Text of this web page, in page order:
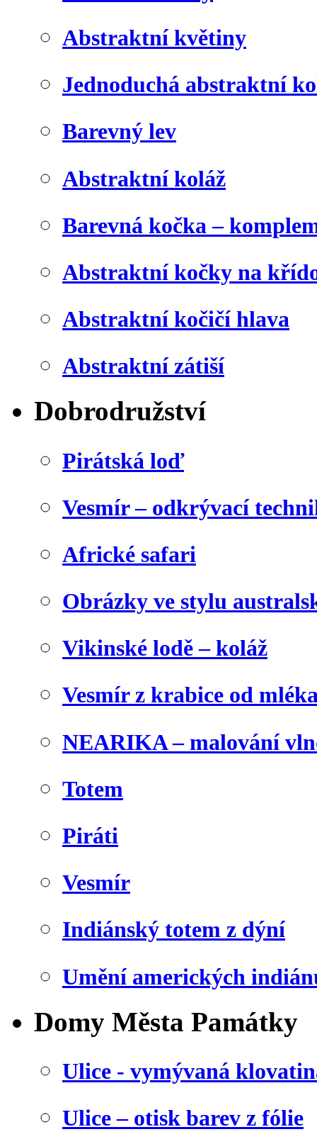
Abstraktní květiny
Jednoduchá abstraktní
Barevný lev
Abstraktní koláž
Barevná kočka –
Abstraktní kočky na
Abstraktní kočičí hlava
Abstraktní zátiší
Dobrodružství
Pirátská loď
Vesmír – odkrývací
Africké safari
Obrázky ve stylu
Vikinské lodě – koláž
Vesmír z krabice od
NEARIKA – malování
Totem
Piráti
Vesmír
Indiánský totem z dýní
Umění amerických
Domy Města Památky
Ulice - vymývaná
Ulice – otisk barev z fólie